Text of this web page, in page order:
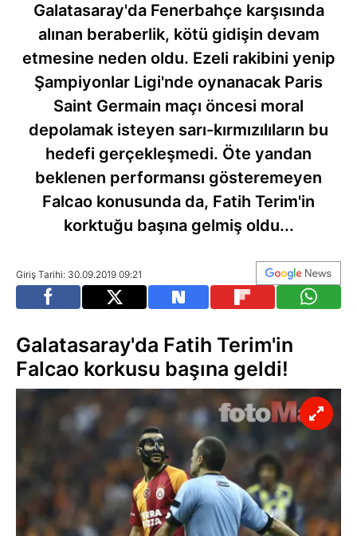
Galatasaray'da Fenerbahçe karşısında
alınan beraberlik, kötü gidişin devam
etmesine neden oldu. Ezeli rakibini yenip
Şampiyonlar Ligi'nde oynanacak Paris
Saint Germain maçı öncesi moral
depolamak isteyen sarı-kırmızılıların bu
hedefi gerçekleşmedi. Öte yandan
beklenen performansı gösteremeyen
Falcao konusunda da, Fatih Terim'in
korktuğu başına gelmiş oldu...
Giriş Tarihi: 30.09.2019 09:21
Galatasaray'da Fatih Terim'in
Falcao korkusu başına geldi!